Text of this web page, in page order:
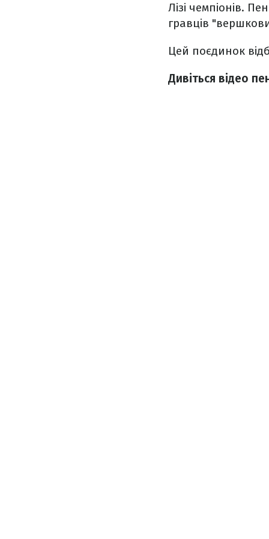
Лізі чемпіонів.
гравців
Цей поєдинок
Дивіться відео